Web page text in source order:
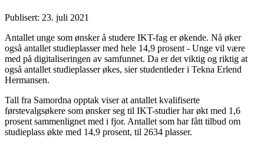
Publisert: 23. juli 2021
Antallet unge som ønsker å studere IKT-fag er økende. Nå øker
også antallet studieplasser med hele 14,9 prosent - Unge vil være
med på digitaliseringen av samfunnet. Da er det viktig og riktig at
også antallet studieplasser økes, sier studentleder i Tekna Erlend
Hermansen.
Tall fra Samordna opptak viser at antallet kvalifiserte
førstevalgsøkere som ønsker seg til IKT-studier har økt med 1,6
prosent sammenlignet med i fjor. Antallet som har fått tilbud om
studieplass økte med 14,9 prosent, til 2634 plasser.